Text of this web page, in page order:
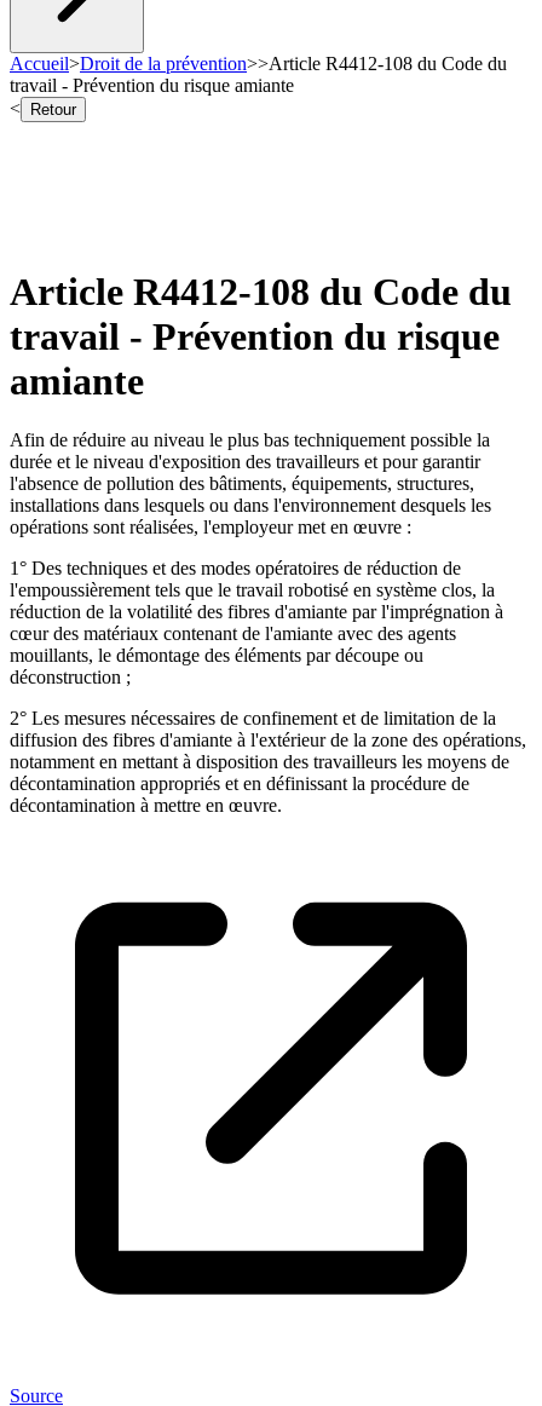
Accueil>Droit de la prévention>>Article R4412-108 du Code du
travail - Prévention du risque amiante
<
Retour
Article R4412-108 du Code du
travail - Prévention du risque
amiante
Afin de réduire au niveau le plus bas techniquement possible la
durée et le niveau d'exposition des travailleurs et pour garantir
l'absence de pollution des bâtiments, équipements, structures,
installations dans lesquels ou dans l'environnement desquels les
opérations sont réalisées, l'employeur met en œuvre :
1° Des techniques et des modes opératoires de réduction de
l'empoussièrement tels que le travail robotisé en système clos, la
réduction de la volatilité des fibres d'amiante par l'imprégnation à
cœur des matériaux contenant de l'amiante avec des agents
mouillants, le démontage des éléments par découpe ou
déconstruction ;
2° Les mesures nécessaires de confinement et de limitation de la
diffusion des fibres d'amiante à l'extérieur de la zone des opérations,
notamment en mettant à disposition des travailleurs les moyens de
décontamination appropriés et en définissant la procédure de
décontamination à mettre en œuvre.
Source